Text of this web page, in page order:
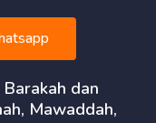
dan
Mawaddah,